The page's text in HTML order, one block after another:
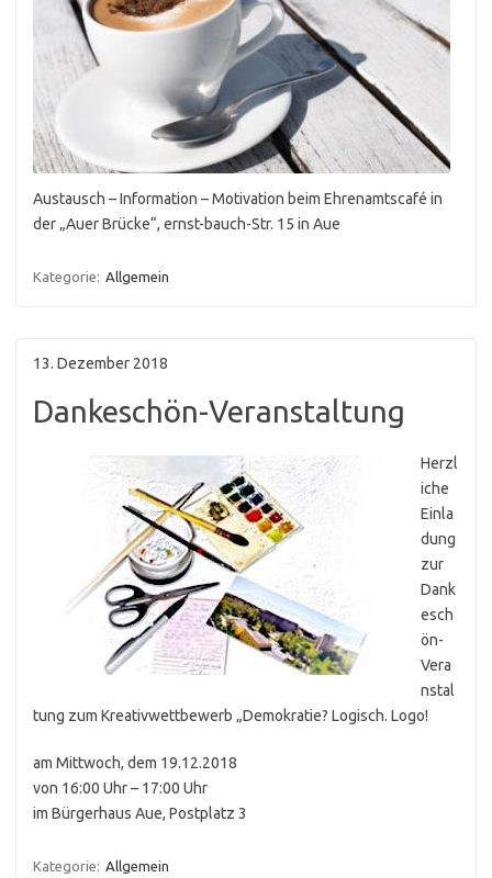
Austausch – Information – Motivation beim Ehrenamtscafé in
der „Auer Brücke“, ernst-bauch-Str. 15 in Aue
Kategorie: Allgemein
13. Dezember 2018
Dankeschön-Veranstaltung
Herzl
iche
Einla
dung
zur
Dank
esch
ön-
Vera
nstal
tung zum Kreativwettbewerb „Demokratie? Logisch. Logo!
am Mittwoch, dem 19.12.2018
von 16:00 Uhr – 17:00 Uhr
im Bürgerhaus Aue, Postplatz 3
Kategorie: Allgemein